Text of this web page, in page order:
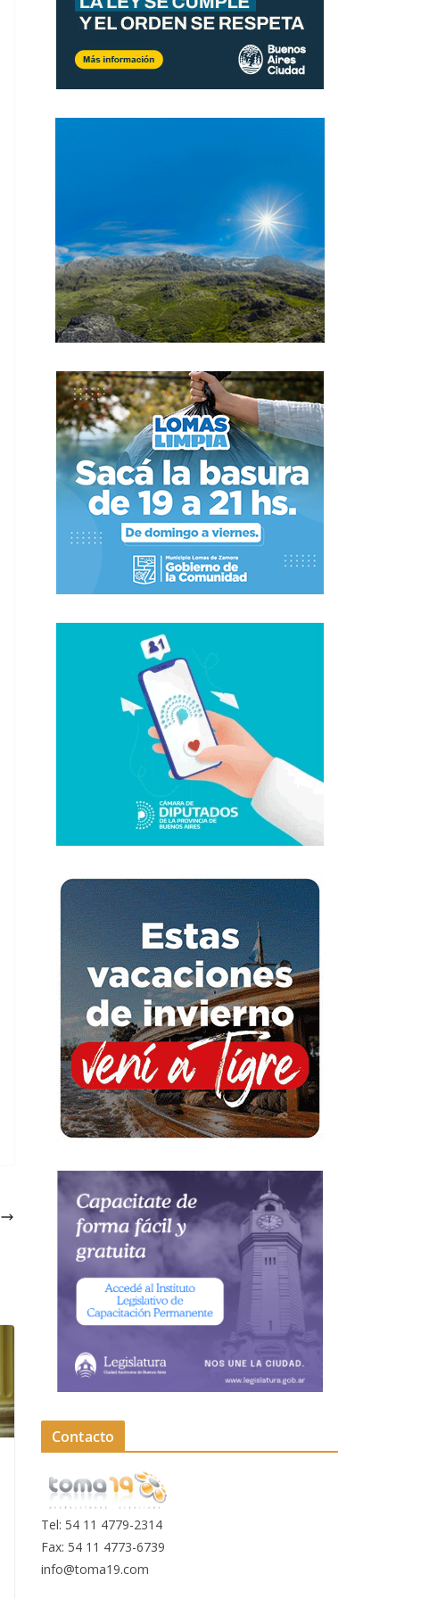
Contacto
Tel: 54 11 4779-2314
Fax: 54 11 4773-6739
info@toma19.com